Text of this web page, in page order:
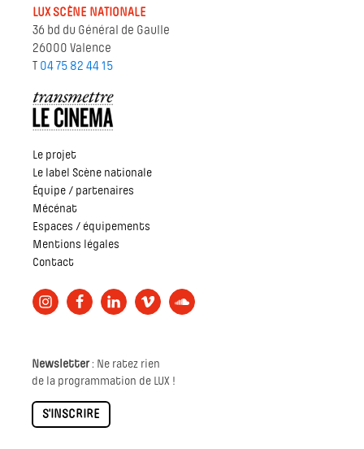
LUX SCÈNE NATIONALE
36 bd du Général de Gaulle
26000 Valence
T 04 75 82 44 15
Le projet
Le label Scène nationale
Équipe / partenaires
Mécénat
Espaces / équipements
Mentions légales
Contact
Newsletter: Ne ratez rien
de la programmation de LUX !
S'INSCRIRE